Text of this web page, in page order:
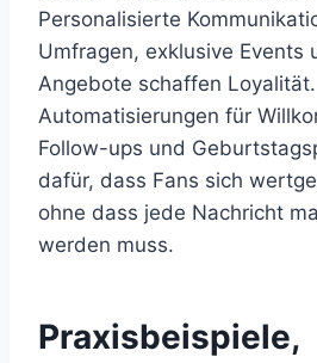
Personalisierte
Umfragen, exklusive Events
Angebote schaffen Loyalität.
Automatisierungen für
Follow-ups und
dafür, dass Fans sich
ohne dass jede Nachricht
werden muss.
Praxisbeispiele,